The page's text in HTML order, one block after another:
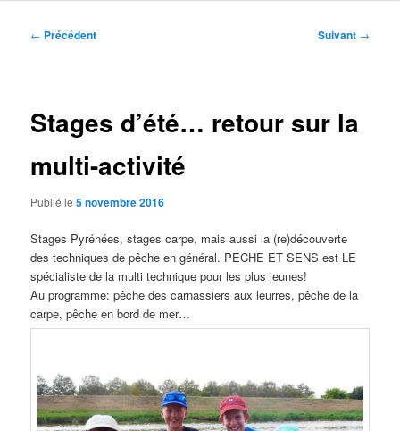
Navigation
← Précédent Suivant →
Stages d’été… retour sur la
multi-activité
Publié le5 novembre 2016
Stages Pyrénées, stages carpe, mais aussi la (re)découverte
des techniques de pêche en général. PECHE ET SENS est LE
spécialiste de la multi technique pour les plus jeunes!
Au programme: pêche des carnassiers aux leurres, pêche de la
carpe, pêche en bord de mer…